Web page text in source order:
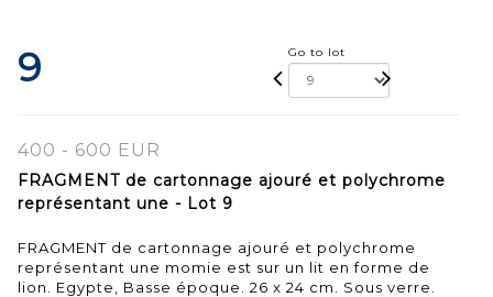
9 Go to lot
400 - 600 EUR
FRAGMENT de cartonnage ajouré et polychrome
représentant une - Lot 9
FRAGMENT de cartonnage ajouré et polychrome
représentant une momie est sur un lit en forme de
lion. Egypte, Basse époque. 26 x 24 cm. Sous verre.